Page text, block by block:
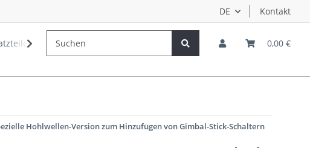
DE Kontakt
0,00 €
Hersteller
Hohlwellen-Version zum Hinzufügen von Gimbal-Stick-Schaltern